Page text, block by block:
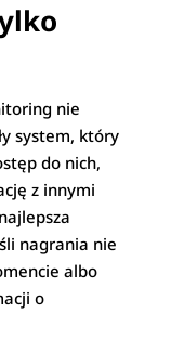
nie
system, który
do nich,
z innymi
nagrania nie
albo
o